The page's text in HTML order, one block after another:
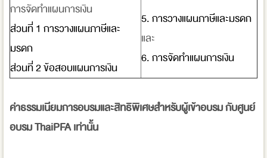
การจัดทำแผนการเงิน
ส่วนที่ 1 การวางแผนภาษีและ
มรดก
ส่วนที่ 2 ข้อสอบแผนการเงิน
5. การวางแผนภาษีและมรดก
และ
6. การจัดทำแผนการเงิน
ค่าธรรมเนียมการอบรมและสิทธิพิเศษสำหรับผู้เข้าอบรม กับศูนย์
อบรม ThaiPFA เท่านั้น